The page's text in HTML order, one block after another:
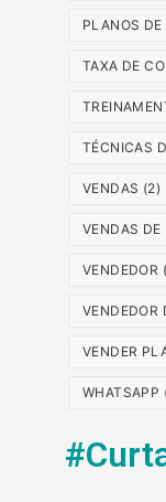
PLANOS DE
TAXA DE
TÉCNICAS
VENDAS (2)
VENDAS
VENDEDOR
VENDEDOR
VENDER
WHATSAPP